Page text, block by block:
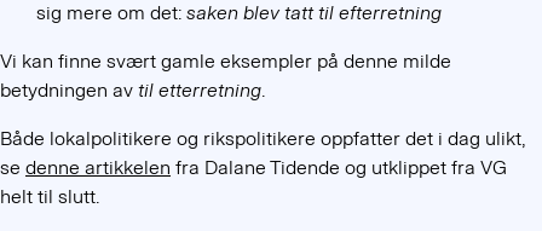
sig mere om det: saken blev tatt til efterretning
Vi kan finne svært gamle eksempler på denne milde
betydningen av til etterretning.
Både lokalpolitikere og rikspolitikere oppfatter det i dag ulikt,
se denne artikkelen fra Dalane Tidende og utklippet fra VG
helt til slutt.